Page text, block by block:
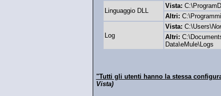
Linguaggio DLL
Vista:
Altri:
Log
Vista: C:\Users\
Altri:
Data\eMule\Logs
"Tutti gli utenti hanno la stessa
Vista)